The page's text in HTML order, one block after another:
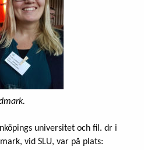
universitet och fil. dr i
vid SLU, var på plats: